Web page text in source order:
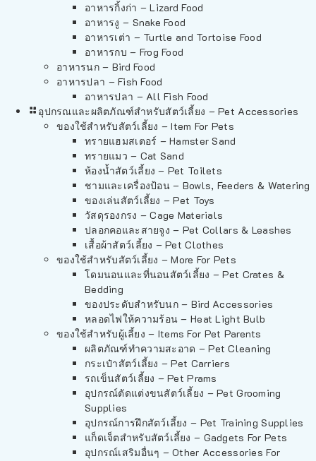
อาหารกิ้งก่า – Lizard Food
อาหารงู – Snake Food
อาหารเต่า – Turtle and Tortoise Food
อาหารกบ – Frog Food
อาหารนก – Bird Food
อาหารปลา – Fish Food
อาหารปลา – All Fish Food
อุปกรณและผลิตภัณฑ์สำหรับสัตว์เลี้ยง – Pet Accessories
ของใช้สำหรับสัตว์เลี้ยง – Item For Pets
ทรายแฮมสเตอร์ – Hamster Sand
ทรายแมว – Cat Sand
ห้องน้ำสัตว์เลี้ยง – Pet Toilets
ชามและเครื่องป้อน – Bowls, Feeders & Watering
ของเล่นสัตว์เลี้ยง – Pet Toys
วัสดุรองกรง – Cage Materials
ปลอกคอและสายจูง – Pet Collars & Leashes
เสื้อผ้าสัตว์เลี้ยง – Pet Clothes
ของใช้สำหรับสัตว์เลี้ยง – More For Pets
โดมนอนและที่นอนสัตว์เลี้ยง – Pet Crates &
Bedding
ของประดับสำหรับนก – Bird Accessories
หลอดไฟให้ความร้อน – Heat Light Bulb
ของใช้สำหรับผู้เลี้ยง – Items For Pet Parents
ผลิตภัณฑ์ทำความสะอาด – Pet Cleaning
กระเป๋าสัตว์เลี้ยง – Pet Carriers
รถเข็นสัตว์เลี้ยง – Pet Prams
อุปกรณ์ตัดแต่งขนสัตว์เลี้ยง – Pet Grooming
Supplies
อุปกรณ์การฝึกสัตว์เลี้ยง – Pet Training Supplies
แก็ดเจ็ตสำหรับสัตว์เลี้ยง – Gadgets For Pets
อุปกรณ์เสริมอื่นๆ – Other Accessories For